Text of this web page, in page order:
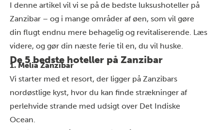
I denne artikel vil vi se på de bedste luksushoteller på
Zanzibar – og i mange områder af øen, som vil gøre
din flugt endnu mere behagelig og revitaliserende. Læs
videre, og gør din næste ferie til en, du vil huske.
De 5 bedste hoteller på Zanzibar
1. Melia Zanzibar
Vi starter med et resort, der ligger på Zanzibars
nordøstlige kyst, hvor du kan finde strækninger af
perlehvide strande med udsigt over Det Indiske
Ocean.